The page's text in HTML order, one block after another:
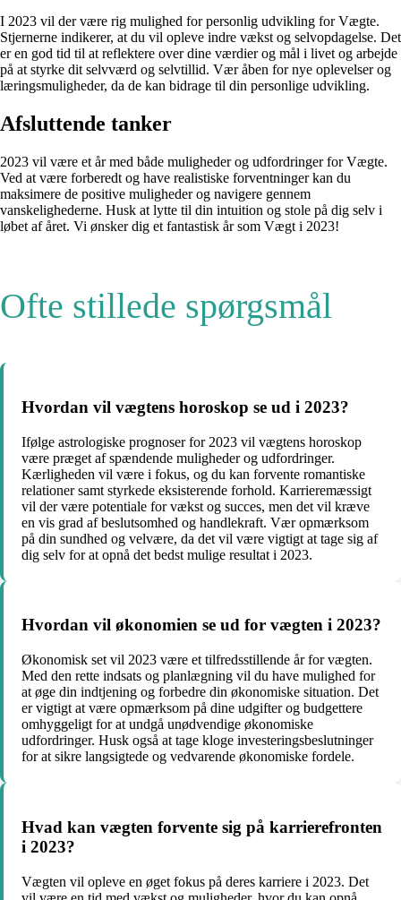
I 2023 vil der være rig mulighed for personlig udvikling for Vægte.
Stjernerne indikerer, at du vil opleve indre vækst og selvopdagelse. Det
er en god tid til at reflektere over dine værdier og mål i livet og arbejde
på at styrke dit selvværd og selvtillid. Vær åben for nye oplevelser og
læringsmuligheder, da de kan bidrage til din personlige udvikling.
Afsluttende tanker
2023 vil være et år med både muligheder og udfordringer for Vægte.
Ved at være forberedt og have realistiske forventninger kan du
maksimere de positive muligheder og navigere gennem
vanskelighederne. Husk at lytte til din intuition og stole på dig selv i
løbet af året. Vi ønsker dig et fantastisk år som Vægt i 2023!
Ofte stillede spørgsmål
Hvordan vil vægtens horoskop se ud i 2023?
Ifølge astrologiske prognoser for 2023 vil vægtens horoskop
være præget af spændende muligheder og udfordringer.
Kærligheden vil være i fokus, og du kan forvente romantiske
relationer samt styrkede eksisterende forhold. Karrieremæssigt
vil der være potentiale for vækst og succes, men det vil kræve
en vis grad af beslutsomhed og handlekraft. Vær opmærksom
på din sundhed og velvære, da det vil være vigtigt at tage sig af
dig selv for at opnå det bedst mulige resultat i 2023.
Hvordan vil økonomien se ud for vægten i 2023?
Økonomisk set vil 2023 være et tilfredsstillende år for vægten.
Med den rette indsats og planlægning vil du have mulighed for
at øge din indtjening og forbedre din økonomiske situation. Det
er vigtigt at være opmærksom på dine udgifter og budgettere
omhyggeligt for at undgå unødvendige økonomiske
udfordringer. Husk også at tage kloge investeringsbeslutninger
for at sikre langsigtede og vedvarende økonomiske fordele.
Hvad kan vægten forvente sig på karrierefronten
i 2023?
Vægten vil opleve en øget fokus på deres karriere i 2023. Det